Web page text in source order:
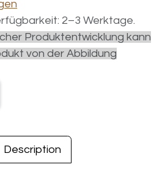
2–3 Werktage.
Produktentwicklung kann
von der Abbildung
Description